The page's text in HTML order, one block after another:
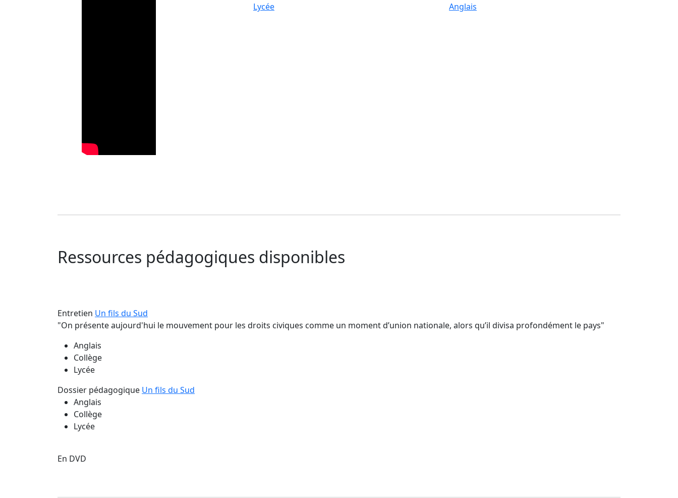
Lycée Anglais
Ressources pédagogiques disponibles
Entretien Un fils du Sud
"On présente aujourd'hui le mouvement pour les droits civiques comme un moment d’union nationale, alors qu’il divisa profondément le pays"
Anglais
Collège
Lycée
Dossier pédagogique Un fils du Sud
Anglais
Collège
Lycée
En DVD